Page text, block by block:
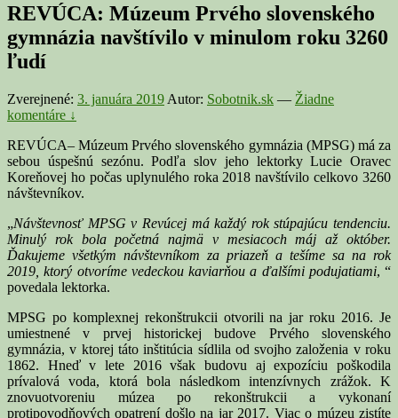
REVÚCA: Múzeum Prvého slovenského
gymnázia navštívilo v minulom roku 3260
ľudí
Zverejnené: 3. januára 2019 Autor: Sobotnik.sk — Žiadne
komentáre ↓
REVÚCA– Múzeum Prvého slovenského gymnázia (MPSG) má za
sebou úspešnú sezónu. Podľa slov jeho lektorky Lucie Oravec
Koreňovej ho počas uplynulého roka 2018 navštívilo celkovo 3260
návštevníkov.
„Návštevnosť MPSG v Revúcej má každý rok stúpajúcu tendenciu.
Minulý rok bola početná najmä v mesiacoch máj až október.
Ďakujeme všetkým návštevníkom za priazeň a tešíme sa na rok
2019, ktorý otvoríme vedeckou kaviarňou a ďalšími podujatiami, “
povedala lektorka.
MPSG po komplexnej rekonštrukcii otvorili na jar roku 2016. Je
umiestnené v prvej historickej budove Prvého slovenského
gymnázia, v ktorej táto inštitúcia sídlila od svojho založenia v roku
1862. Hneď v lete 2016 však budovu aj expozíciu poškodila
prívalová voda, ktorá bola následkom intenzívnych zrážok. K
znovuotvoreniu múzea po rekonštrukcii a vykonaní
protipovodňových opatrení došlo na jar 2017. Viac o múzeu zistíte